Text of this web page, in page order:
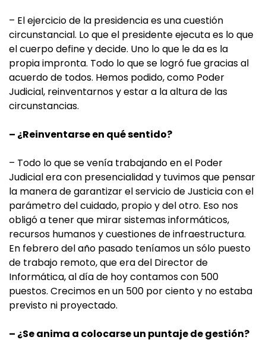
– El ejercicio de la presidencia es una cuestión
circunstancial. Lo que el presidente ejecuta es lo que
el cuerpo define y decide. Uno lo que le da es la
propia impronta. Todo lo que se logró fue gracias al
acuerdo de todos. Hemos podido, como Poder
Judicial, reinventarnos y estar a la altura de las
circunstancias.
– ¿Reinventarse en qué sentido?
– Todo lo que se venía trabajando en el Poder
Judicial era con presencialidad y tuvimos que pensar
la manera de garantizar el servicio de Justicia con el
parámetro del cuidado, propio y del otro. Eso nos
obligó a tener que mirar sistemas informáticos,
recursos humanos y cuestiones de infraestructura.
En febrero del año pasado teníamos un sólo puesto
de trabajo remoto, que era del Director de
Informática, al día de hoy contamos con 500
puestos. Crecimos en un 500 por ciento y no estaba
previsto ni proyectado.
– ¿Se anima a colocarse un puntaje de gestión?